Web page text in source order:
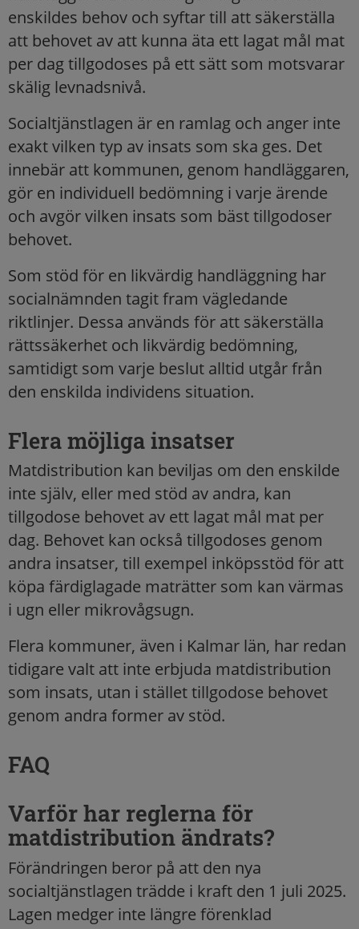
enskildes behov och syftar till att säkerställa
att behovet av att kunna äta ett lagat mål mat
per dag tillgodoses på ett sätt som motsvarar
skälig levnadsnivå.
Socialtjänstlagen är en ramlag och anger inte
exakt vilken typ av insats som ska ges. Det
innebär att kommunen, genom handläggaren,
gör en individuell bedömning i varje ärende
och avgör vilken insats som bäst tillgodoser
behovet.
Som stöd för en likvärdig handläggning har
socialnämnden tagit fram vägledande
riktlinjer. Dessa används för att säkerställa
rättssäkerhet och likvärdig bedömning,
samtidigt som varje beslut alltid utgår från
den enskilda individens situation.
Flera möjliga insatser
Matdistribution kan beviljas om den enskilde
inte själv, eller med stöd av andra, kan
tillgodose behovet av ett lagat mål mat per
dag. Behovet kan också tillgodoses genom
andra insatser, till exempel inköpsstöd för att
köpa färdiglagade maträtter som kan värmas
i ugn eller mikrovågsugn.
Flera kommuner, även i Kalmar län, har redan
tidigare valt att inte erbjuda matdistribution
som insats, utan i stället tillgodose behovet
genom andra former av stöd.
FAQ
Varför har reglerna för
matdistribution ändrats?
Förändringen beror på att den nya
socialtjänstlagen trädde i kraft den 1 juli 2025.
Lagen medger inte längre förenklad